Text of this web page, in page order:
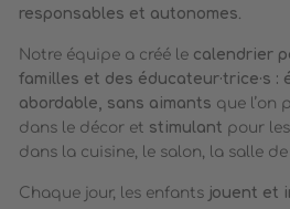
responsables et autonomes
Notre équipe a créé le calendrier
familles et des éducateur·trice·s :
abordable, sans aimants que l’on
dans le décor et stimulant pour
dans la cuisine, le salon, la salle
Chaque jour, les enfants jouent et